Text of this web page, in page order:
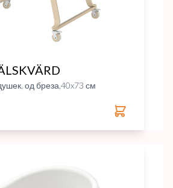
од бреза,40x73 см